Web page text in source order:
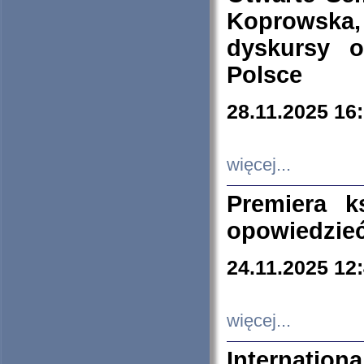
dyskursy
Polsce
28.11.2025
więcej...
Premiera
24.11.2025
więcej...